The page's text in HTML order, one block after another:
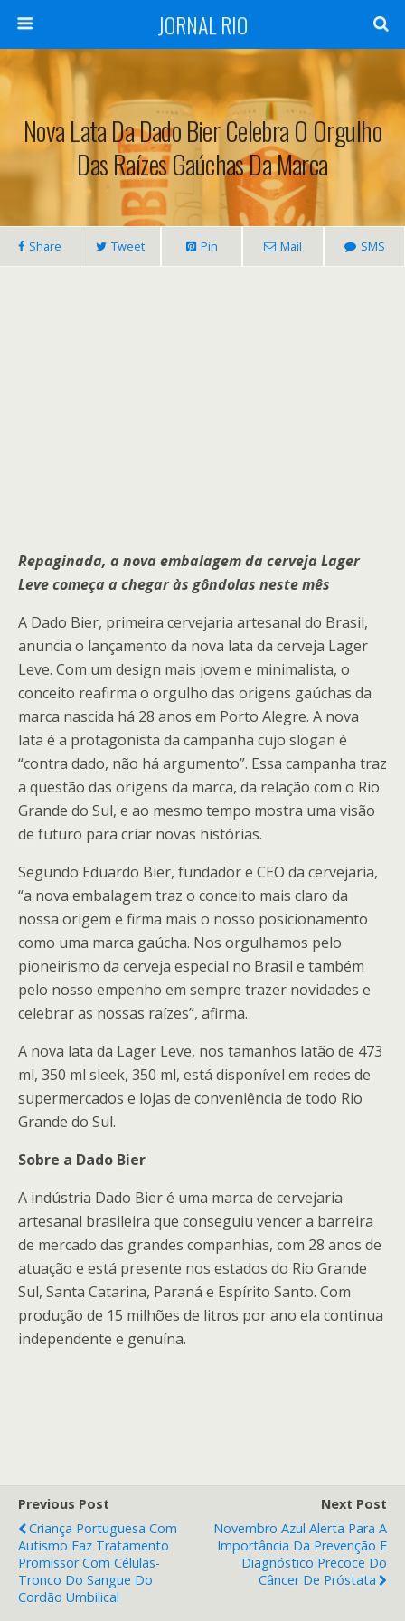
JORNAL RIO
Nova Lata Da Dado Bier Celebra O Orgulho
Das Raízes Gaúchas Da Marca
Share Tweet Pin Mail SMS
Repaginada, a nova embalagem da cerveja Lager
Leve começa a chegar às gôndolas neste mês
A Dado Bier, primeira cervejaria artesanal do Brasil,
anuncia o lançamento da nova lata da cerveja Lager
Leve. Com um design mais jovem e minimalista, o
conceito reafirma o orgulho das origens gaúchas da
marca nascida há 28 anos em Porto Alegre. A nova
lata é a protagonista da campanha cujo slogan é
“contra dado, não há argumento”. Essa campanha traz
a questão das origens da marca, da relação com o Rio
Grande do Sul, e ao mesmo tempo mostra uma visão
de futuro para criar novas histórias.
Segundo Eduardo Bier, fundador e CEO da cervejaria,
“a nova embalagem traz o conceito mais claro da
nossa origem e firma mais o nosso posicionamento
como uma marca gaúcha. Nos orgulhamos pelo
pioneirismo da cerveja especial no Brasil e também
pelo nosso empenho em sempre trazer novidades e
celebrar as nossas raízes”, afirma.
A nova lata da Lager Leve, nos tamanhos latão de 473
ml, 350 ml sleek, 350 ml, está disponível em redes de
supermercados e lojas de conveniência de todo Rio
Grande do Sul.
Sobre a Dado Bier
A indústria Dado Bier é uma marca de cervejaria
artesanal brasileira que conseguiu vencer a barreira
de mercado das grandes companhias, com 28 anos de
atuação e está presente nos estados do Rio Grande
Sul, Santa Catarina, Paraná e Espírito Santo. Com
produção de 15 milhões de litros por ano ela continua
independente e genuína.
Previous Post
Criança Portuguesa Com
Autismo Faz Tratamento
Promissor Com Células-
Tronco Do Sangue Do
Cordão Umbilical
Next Post
Novembro Azul Alerta Para A
Importância Da Prevenção E
Diagnóstico Precoce Do
Câncer De Próstata